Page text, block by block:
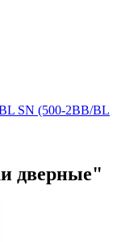
SN (500-2BB/BL
дверные"